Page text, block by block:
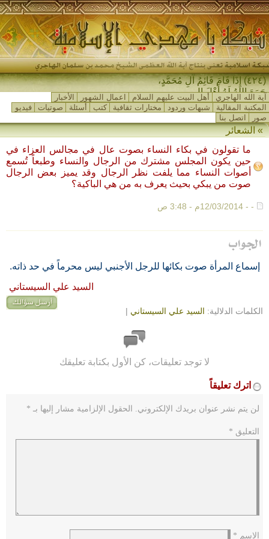
(٤٢٤) إِذَا قَامَ قَائِمُ آلِ مُحَمَّدٍ،
جَمَعَ اللهُ لَهُ أَهْلَ المَ-
آية الله الهاجري أهل البيت عليهم السلام اعمال الشهور
الأخبار
المكتبة المقالية
شبهات وردود مختارات ثقافية كتب أسئلة صوتيات
فيديو
صور
اتصل بنا
»الشعائر
ما تقولون في بكاء النساء بصوت عال في مجالس العزاء في
حين يكون المجلس مشترك من الرجال والنساء وطبعاً تُسمع
أصوات النساء مما يلفت نظر الرجال وقد يميز بعض الرجال
صوت من يبكي بحيث يعرف به من هي الباكية؟
- - 12/03/2014م - 3:48 ص
إسماع المرأة صوت بكائها للرجل الأجنبي ليس محرماً في حد ذاته.
السيد علي السيستاني
الكلمات الدلالية: السيد علي السيستاني |
لا توجد تعليقات، كن الأول بكتابة تعليقك
اترك تعليقاً
لن يتم نشر عنوان بريدك الإلكتروني. الحقول الإلزامية مشار إليها بـ *
التعليق *
الاسم *